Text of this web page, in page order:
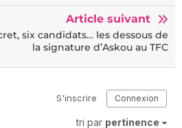
Article suivant
six candidats… les dessous de
la signature d’Askou au TFC